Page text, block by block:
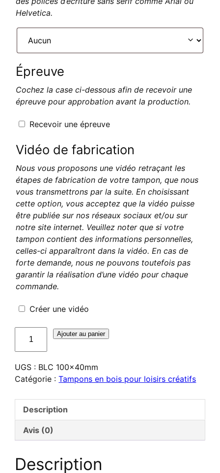
Helvetica.
Épreuve
Cochez la case ci-dessous afin de recevoir une
épreuve pour approbation avant la production.
Recevoir une épreuve
Vidéo de fabrication
Nous vous proposons une vidéo retraçant les
étapes de fabrication de votre tampon, que nous
vous transmettrons par la suite. En choisissant
cette option, vous acceptez que la vidéo puisse
être publiée sur nos réseaux sociaux et/ou sur
notre site internet. Veuillez noter que si votre
tampon contient des informations personnelles,
celles-ci apparaîtront dans la vidéo. En cas de
forte demande, nous ne pouvons toutefois pas
garantir la réalisation d’une vidéo pour chaque
commande.
Créer une vidéo
en
bois
créatifs
scrapbooking
x
Ajouter au panier
UGS : BLC 100x40mm
Catégorie :Tampons en bois pour loisirs créatifs
Description
Avis (0)
Description